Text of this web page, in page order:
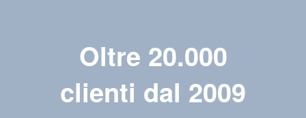
Oltre 20.000
clienti dal 2009